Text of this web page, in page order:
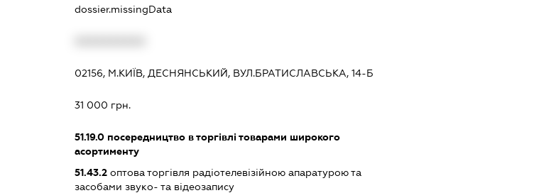
dossier.missingData
02156, М.КИЇВ, ДЕСНЯНСЬКИЙ, ВУЛ.БРАТИСЛАВСЬКА, 14-Б
31 000 грн.
51.19.0 посередництво в торгівлі товарами широкого
асортименту
51.43.2 оптова торгівля радіотелевізійною апаратурою та
засобами звуко- та відеозапису